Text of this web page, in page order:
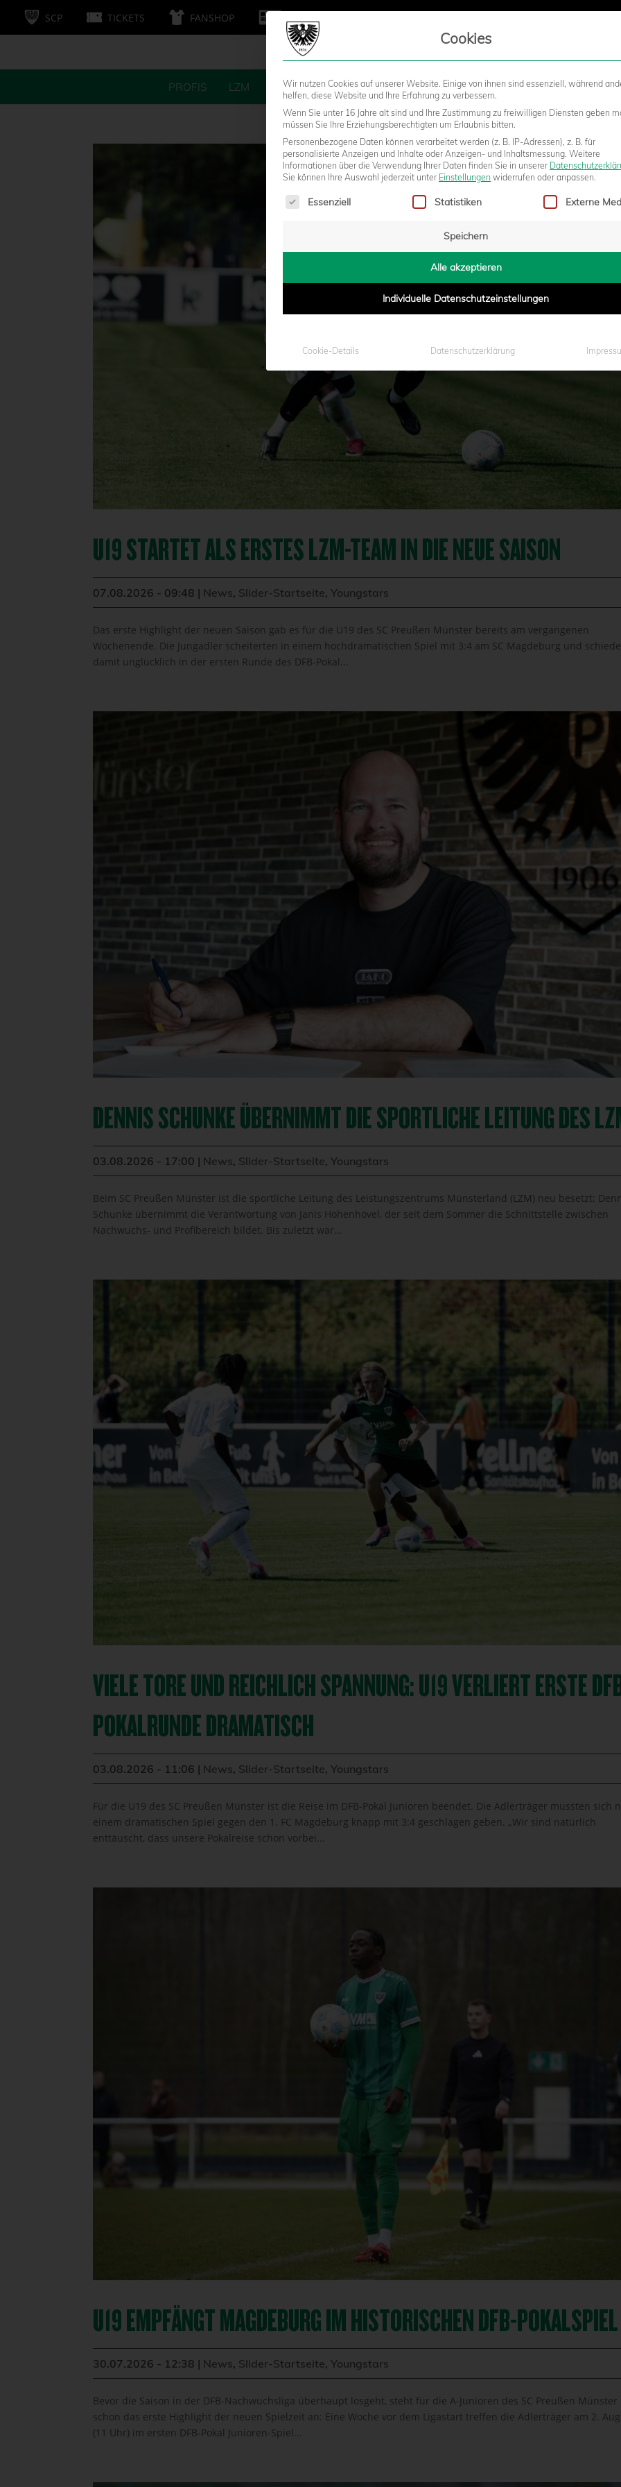
SCP TICKETS FANSHOP
PROFIS LZM FANS STADION BUSINESS KIDS
U19 STARTET ALS ERSTES LZM-TEAM IN DIE NEUE SAISON
07.08.2026 - 09:48 | News, Slider-Startseite,Youngstars
Das erste Highlight der neuen Saison gab es für die U19 des SC Preußen Münster bereits am vergangenen
Wochenende. Die Jungadler scheiterten in einem hochdramatischen Spiel mit 3:4 am SC Magdeburg und
damit unglücklich in der ersten Runde des DFB-Pokal...
DENNIS SCHUNKE ÜBERNIMMT DIE SPORTLICHE LEITUNG DES
03.08.2026 - 17:00 | News, Slider-Startseite,Youngstars
Beim SC Preußen Münster ist die sportliche Leitung des Leistungszentrums Münsterland (LZM) neu besetzt:
Schunke übernimmt die Verantwortung von Janis Hohenhövel, der seit dem Sommer die Schnittstelle zwischen
Nachwuchs- und Profibereich bildet. Bis zuletzt war...
VIELE TORE UND REICHLICH SPANNUNG: U19 VERLIERT ERSTE
POKALRUNDE DRAMATISCH
03.08.2026 - 11:06 | News, Slider-Startseite,Youngstars
Für die U19 des SC Preußen Münster ist die Reise im DFB-Pokal Junioren beendet. Die Adlerträger mussten sich
einem dramatischen Spiel gegen den 1. FC Magdeburg knapp mit 3:4 geschlagen geben. „Wir sind natürlich
enttäuscht, dass unsere Pokalreise schon vorbei...
U19 EMPFÄNGT MAGDEBURG IM HISTORISCHEN DFB-
30.07.2026 - 12:38 | News, Slider-Startseite,Youngstars
Bevor die Saison in der DFB-Nachwuchsliga überhaupt losgeht, steht für die A-Junioren des SC Preußen Münster
schon das erste Highlight der neuen Spielzeit an: Eine Woche vor dem Ligastart treffen die Adlerträger am 2.
(11 Uhr) im ersten DFB-Pokal Junioren-Spiel...
Cookies
Wir nutzen Cookies auf unserer Website. Einige von ihnen sind essenziell, während
helfen, diese Website und Ihre Erfahrung zu verbessern.
Wenn Sie unter 16 Jahre alt sind und Ihre Zustimmung zu freiwilligen Diensten geben
müssen Sie Ihre Erziehungsberechtigten um Erlaubnis bitten.
Personenbezogene Daten können verarbeitet werden (z. B. IP-Adressen), z. B. für
personalisierte Anzeigen und Inhalte oder Anzeigen- und Inhaltsmessung. Weitere
Informationen über die Verwendung Ihrer Daten finden Sie in unserer
Sie können Ihre Auswahl jederzeit unter Einstellungen widerrufen oder anpassen.
Es folgt eine Liste der Service-Gruppen, für die eine Einwilligung erteilt
Essenziell Statistiken Externe
Speichern
Alle akzeptieren
Individuelle Datenschutzeinstellungen
Cookie-Details Datenschutzerklärung